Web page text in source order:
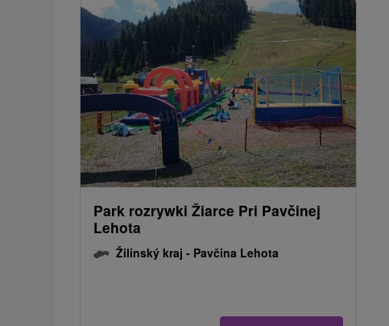
Park rozrywki Žiarce Pri Pavčinej
Lehota
Žilinský kraj - Pavčina Lehota